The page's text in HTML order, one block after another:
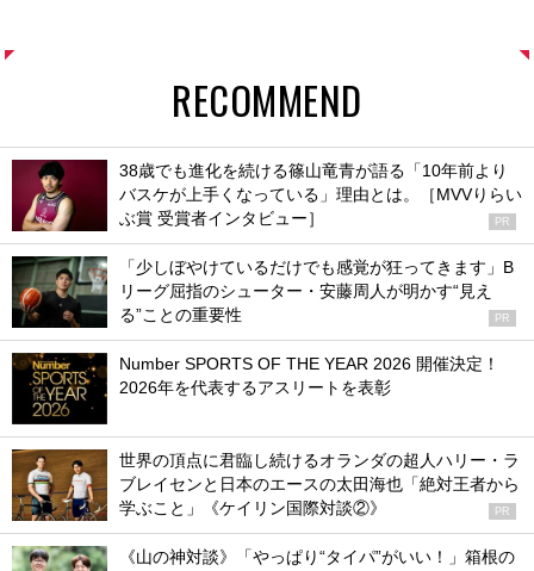
RECOMMEND
38歳でも進化を続ける篠山竜青が語る「10年前より
バスケが上手くなっている」理由とは。［MVVりらい
ぶ賞 受賞者インタビュー］
PR
「少しぼやけているだけでも感覚が狂ってきます」B
リーグ屈指のシューター・安藤周人が明かす“見え
る”ことの重要性
PR
Number SPORTS OF THE YEAR 2026 開催決定！
2026年を代表するアスリートを表彰
世界の頂点に君臨し続けるオランダの超人ハリー・ラ
ブレイセンと日本のエースの太田海也「絶対王者から
学ぶこと」《ケイリン国際対談②》
PR
《山の神対談》「やっぱり“タイパ”がいい！」箱根の